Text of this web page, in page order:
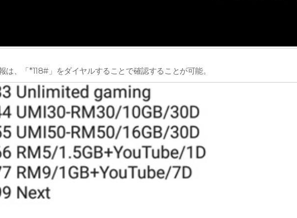
は、「*118#」をダイヤルすることで確認することが可能。